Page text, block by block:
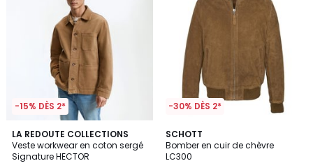
-15% DÈS 2*
LA REDOUTE COLLECTIONS
Veste workwear en coton sergé
Signature HECTOR
3,6
/ 5
3
Couleurs
-30% DÈS 2*
SCHOTT
Bomber en cuir de chèvre
LC300
4,7
/ 5
2
Couleurs